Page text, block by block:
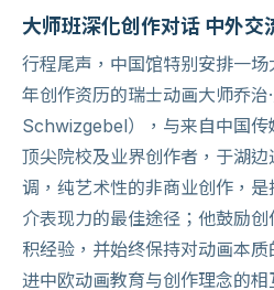
大师班深化创作对话 中外交
行程尾声，中国馆特别安排一
年创作资历的瑞士动画大师乔
Schwizgebel），与来自中国
顶尖院校及业界创作者，于湖
调，纯艺术性的非商业创作，
介表现力的最佳途径；他鼓励
积经验，并始终保持对动画本
进中欧动画教育与创作理念的